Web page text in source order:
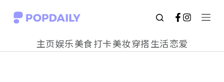
S
主页娱乐美食打卡美妆穿搭生活恋爱